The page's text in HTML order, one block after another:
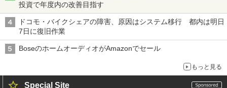
投資で年度内の改善目指す
ドコモ・バイクシェアの障害、原因はシステム移行 都内は明日
7日に復旧作業
BoseのホームオーディオがAmazonでセール
もっと見る
Special Site